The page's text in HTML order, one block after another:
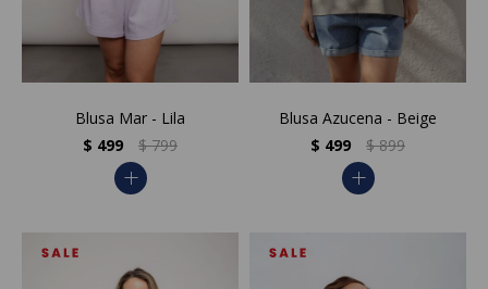
Blusa Mar - Lila
$ 499 $ 799
add
Blusa Azucena - Beige
$ 499 $ 899
add